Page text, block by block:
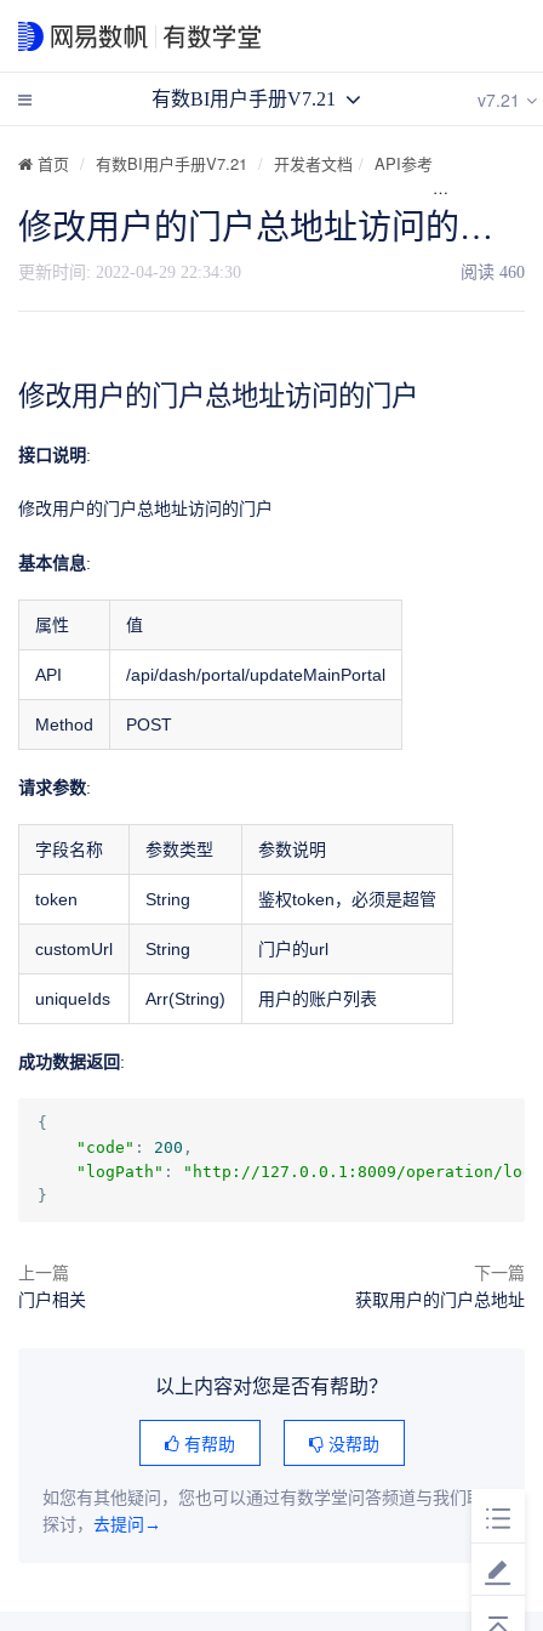
首页 有数BI用户手册V7.21 开发者文档 API参考
修改用户的门户总地址访问的门户
更新时间: 2022-04-29 22:34:30 阅读 460
修改用户的门户总地址访问的门户
接口说明:
修改用户的门户总地址访问的门户
基本信息:
属性 值
API /api/dash/portal/updateMainPortal
Method POST
请求参数:
字段名称 参数类型 参数说明
token String 鉴权token，必须是超管
customUrl String 门户的url
uniqueIds Arr(String) 用户的账户列表
成功数据返回:
{
"code" : 200 ,
"logPath" :
"http://127.0.0.1:8009/operation/log/
}
上一篇
门户相关
下一篇
获取用户的门户总地址
以上内容对您是否有帮助？
有帮助 没帮助
如您有其他疑问，您也可以通过有数学堂问答频道与我们联系
探讨， 去提问→
有数BI用户手册V7.21 v7.21